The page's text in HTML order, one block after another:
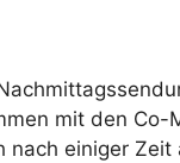
mit den Co-
nach einiger Zeit